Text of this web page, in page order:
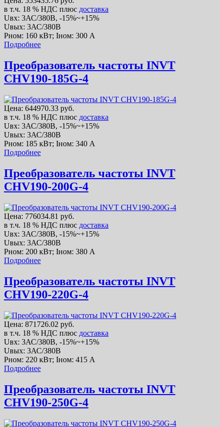
в т.ч. 18 % НДС плюс доставка
Uвх: 3АС/380В, -15%~+15%
Uвых: 3АС/380В
Рном: 160 кВт; Iном: 300 А
Подробнее
Преобразователь частоты INVT
CHV190-185G-4
Цена: 644970.33 руб.
в т.ч. 18 % НДС плюс доставка
Uвх: 3АС/380В, -15%~+15%
Uвых: 3АС/380В
Рном: 185 кВт; Iном: 340 А
Подробнее
Преобразователь частоты INVT
CHV190-200G-4
Цена: 776034.81 руб.
в т.ч. 18 % НДС плюс доставка
Uвх: 3АС/380В, -15%~+15%
Uвых: 3АС/380В
Рном: 200 кВт; Iном: 380 А
Подробнее
Преобразователь частоты INVT
CHV190-220G-4
Цена: 871726.02 руб.
в т.ч. 18 % НДС плюс доставка
Uвх: 3АС/380В, -15%~+15%
Uвых: 3АС/380В
Рном: 220 кВт; Iном: 415 А
Подробнее
Преобразователь частоты INVT
CHV190-250G-4